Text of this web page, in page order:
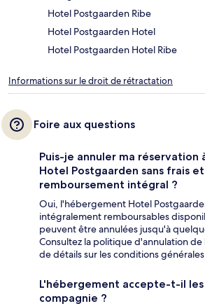
Hotel Postgaarden Ribe
Hotel Postgaarden Hotel
Hotel Postgaarden Hotel Ribe
Informations sur le droit de rétractation
Foire aux questions
Puis-je annuler ma
Hotel Postgaarden sans frais
remboursement intégral ?
Oui, l'hébergement Hotel
intégralement remboursables
peuvent être annulées jusqu'à
Consultez la politique d'annulation
de détails sur les conditions
L'hébergement accepte-t-il les
compagnie ?